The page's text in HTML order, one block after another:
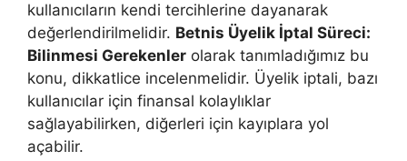
kullanıcıların kendi tercihlerine dayanarak
değerlendirilmelidir. Betnis Üyelik İptal Süreci:
Bilinmesi Gerekenler olarak tanımladığımız bu
konu, dikkatlice incelenmelidir. Üyelik iptali, bazı
kullanıcılar için finansal kolaylıklar
sağlayabilirken, diğerleri için kayıplara yol
açabilir.